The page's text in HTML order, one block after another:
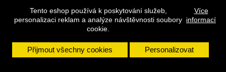
Tento eshop používá k poskytování služeb,
personalizaci reklam a analýze návštěvnosti soubory
cookie.
Více
informací
Přijmout všechny cookies Personalizovat
Přidat na seznam přání
Zobrazit vše
1 2